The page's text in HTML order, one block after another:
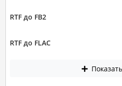
RTF до FB2
RTF до FLAC